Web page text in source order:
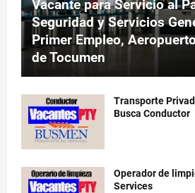
Vacante para Servicio al
Seguridad y Servicios
Primer Empleo,
de Tocumen
Transporte
Busca Conductor
Operador de
Services